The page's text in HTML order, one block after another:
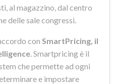
al magazzino, dal centro
delle sale congressi.
con SmartPricing, il
. Smartpricing è il
che permette ad ogni
e impostare